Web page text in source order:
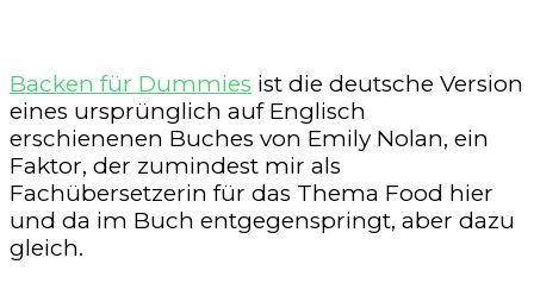
Backen für Dummies ist die deutsche Version
eines ursprünglich auf Englisch
erschienenen Buches von Emily Nolan, ein
Faktor, der zumindest mir als
Fachübersetzerin für das Thema Food hier
und da im Buch entgegenspringt, aber dazu
gleich.